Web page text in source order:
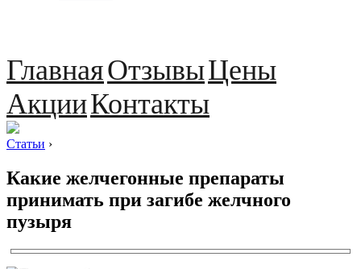
ГлавнаяОтзывыЦены
АкцииКонтакты
Статьи ›
Какие желчегонные препараты
принимать при загибе желчного
пузыря